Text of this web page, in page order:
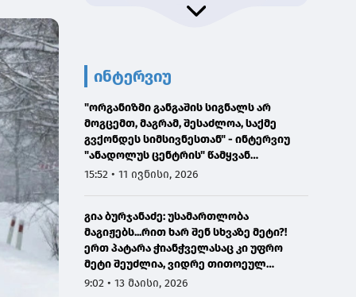
ინტერვიუ
"ორგანიზმი განგაშის სიგნალს არ
მოგცემთ, მაგრამ, შესაძლოა, საქმე
გვქონდეს სიმსივნესთან" - ინტერვიუ
"ანადოლუს ცენტრის" წამყვან
ონკოლოგთან
15:52 • 11 ივნისი, 2026
გია ბურჯანაძე: უსამართლობა
მაგიჟებს...რით ხარ შენ სხვაზე მეტი?!
ერთ პატარა ჭიანჭველასაც კი უფრო
მეტი შეუძლია, ვიდრე თითოეულ
ჩვენგანს...
9:02 • 13 მაისი, 2026